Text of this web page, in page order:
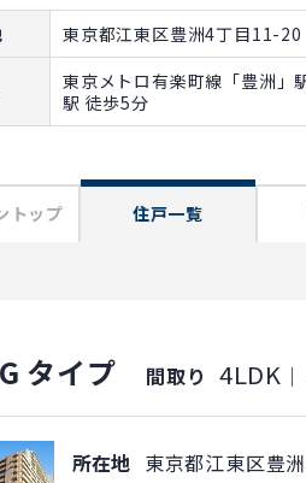
東京都江東区豊洲4丁目11-20
東京メトロ有楽町線「豊洲」
駅 徒歩5分
トップ 住戸一覧
タイプ 間取り 4LDK ｜
所在地 東京都江東区豊